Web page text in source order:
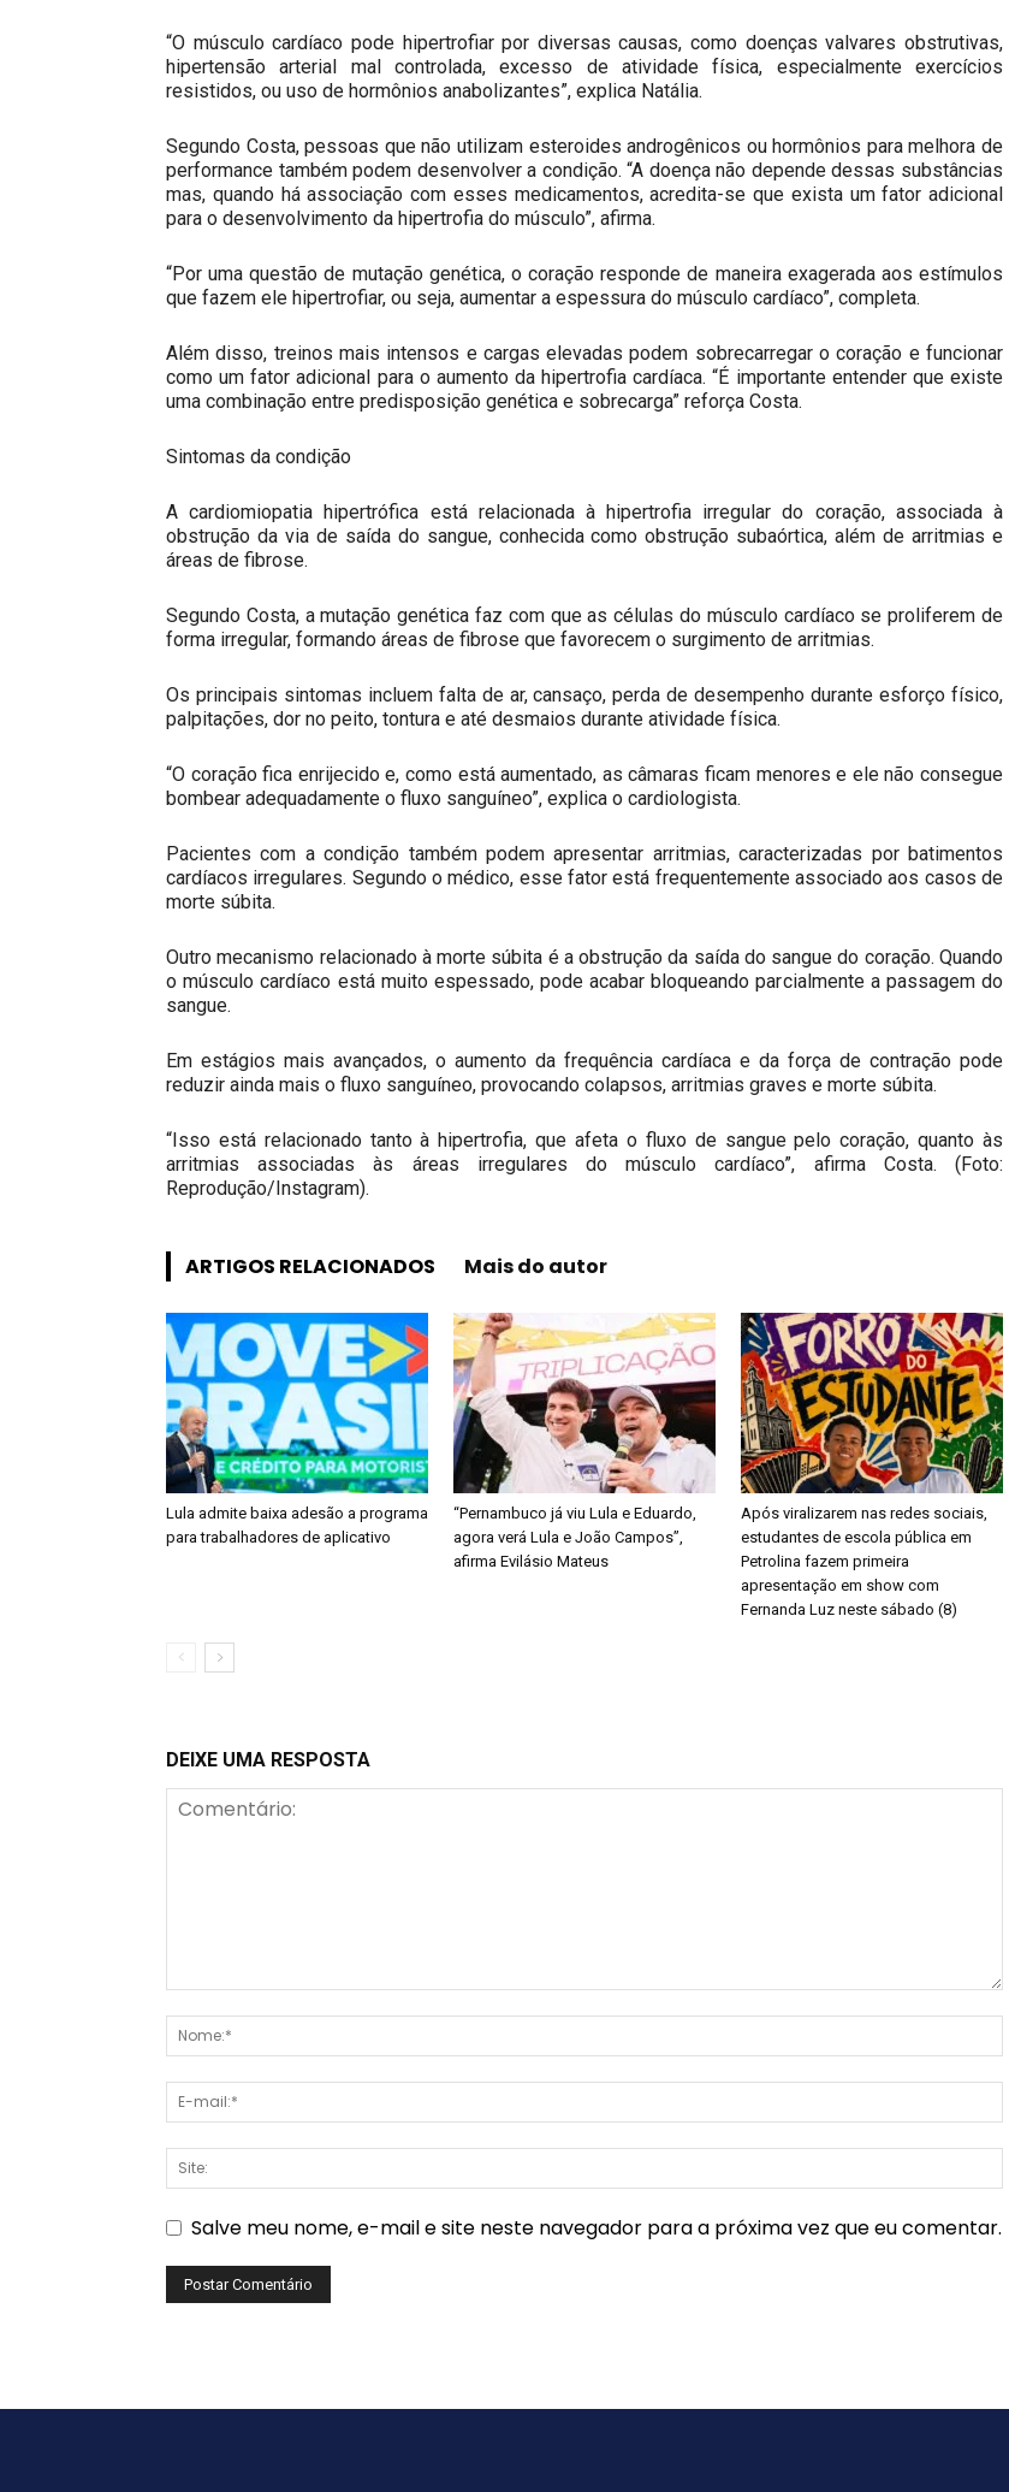
“O músculo cardíaco pode hipertrofiar por diversas causas, como doenças valvares obstrutivas,
hipertensão arterial mal controlada, excesso de atividade física, especialmente exercícios
resistidos, ou uso de hormônios anabolizantes”, explica Natália.
Segundo Costa, pessoas que não utilizam esteroides androgênicos ou hormônios para melhora de
performance também podem desenvolver a condição. “A doença não depende dessas substâncias
mas, quando há associação com esses medicamentos, acredita-se que exista um fator adicional
para o desenvolvimento da hipertrofia do músculo”, afirma.
“Por uma questão de mutação genética, o coração responde de maneira exagerada aos estímulos
que fazem ele hipertrofiar, ou seja, aumentar a espessura do músculo cardíaco”, completa.
Além disso, treinos mais intensos e cargas elevadas podem sobrecarregar o coração e funcionar
como um fator adicional para o aumento da hipertrofia cardíaca. “É importante entender que existe
uma combinação entre predisposição genética e sobrecarga” reforça Costa.
Sintomas da condição
A cardiomiopatia hipertrófica está relacionada à hipertrofia irregular do coração, associada à
obstrução da via de saída do sangue, conhecida como obstrução subaórtica, além de arritmias e
áreas de fibrose.
Segundo Costa, a mutação genética faz com que as células do músculo cardíaco se proliferem de
forma irregular, formando áreas de fibrose que favorecem o surgimento de arritmias.
Os principais sintomas incluem falta de ar, cansaço, perda de desempenho durante esforço físico,
palpitações, dor no peito, tontura e até desmaios durante atividade física.
“O coração fica enrijecido e, como está aumentado, as câmaras ficam menores e ele não consegue
bombear adequadamente o fluxo sanguíneo”, explica o cardiologista.
Pacientes com a condição também podem apresentar arritmias, caracterizadas por batimentos
cardíacos irregulares. Segundo o médico, esse fator está frequentemente associado aos casos de
morte súbita.
Outro mecanismo relacionado à morte súbita é a obstrução da saída do sangue do coração. Quando
o músculo cardíaco está muito espessado, pode acabar bloqueando parcialmente a passagem do
sangue.
Em estágios mais avançados, o aumento da frequência cardíaca e da força de contração pode
reduzir ainda mais o fluxo sanguíneo, provocando colapsos, arritmias graves e morte súbita.
“Isso está relacionado tanto à hipertrofia, que afeta o fluxo de sangue pelo coração, quanto às
arritmias associadas às áreas irregulares do músculo cardíaco”, afirma Costa. (Foto:
Reprodução/Instagram).
ARTIGOS RELACIONADOS Mais do autor
Lula admite baixa adesão a programa
para trabalhadores de aplicativo
“Pernambuco já viu Lula e Eduardo,
agora verá Lula e João Campos”,
afirma Evilásio Mateus
Após viralizarem nas redes sociais,
estudantes de escola pública em
Petrolina fazem primeira
apresentação em show com
Fernanda Luz neste sábado (8)
DEIXE UMA RESPOSTA
Salve meu nome, e-mail e site neste navegador para a próxima vez que eu comentar.